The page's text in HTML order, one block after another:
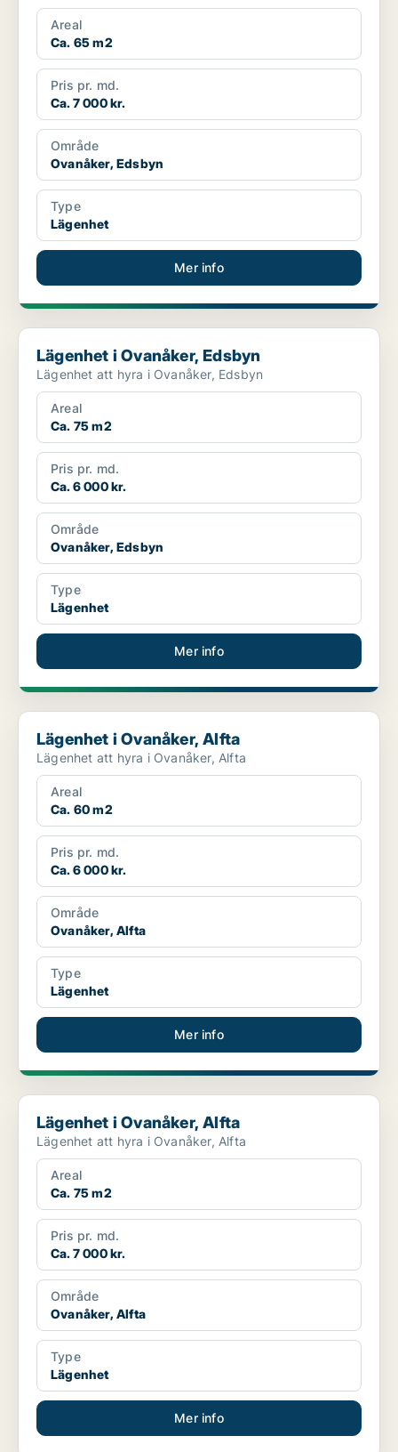
Areal
Ca. 65 m2
Pris pr. md.
Ca. 7 000 kr.
Område
Ovanåker, Edsbyn
Type
Lägenhet
Mer info
Lägenhet i Ovanåker, Edsbyn
Lägenhet i Ovanåker, Edsbyn
Lägenhet att hyra i Ovanåker, Edsbyn
Areal
Ca. 75 m2
Pris pr. md.
Ca. 6 000 kr.
Område
Ovanåker, Edsbyn
Type
Lägenhet
Mer info
Lägenhet i Ovanåker, Alfta
Lägenhet i Ovanåker, Alfta
Lägenhet att hyra i Ovanåker, Alfta
Areal
Ca. 60 m2
Pris pr. md.
Ca. 6 000 kr.
Område
Ovanåker, Alfta
Type
Lägenhet
Mer info
Lägenhet i Ovanåker, Alfta
Lägenhet i Ovanåker, Alfta
Lägenhet att hyra i Ovanåker, Alfta
Areal
Ca. 75 m2
Pris pr. md.
Ca. 7 000 kr.
Område
Ovanåker, Alfta
Type
Lägenhet
Mer info